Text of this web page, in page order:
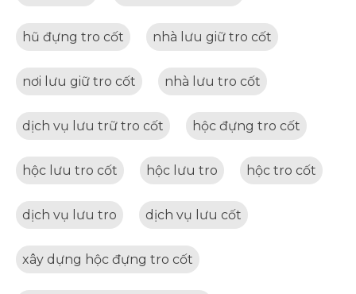
hũ đựng tro cốt nhà lưu giữ tro cốt
nơi lưu giữ tro cốt nhà lưu tro cốt
dịch vụ lưu trữ tro cốt hộc đựng tro cốt
hộc lưu tro cốt hộc lưu tro hộc tro cốt
dịch vụ lưu tro dịch vụ lưu cốt
xây dựng hộc đựng tro cốt